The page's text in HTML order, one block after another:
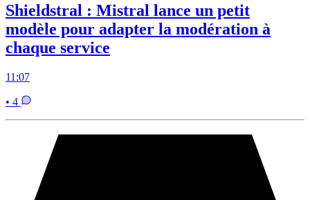
Shieldstral : Mistral lance un petit
modèle pour adapter la modération à
chaque service
11:07
• 4